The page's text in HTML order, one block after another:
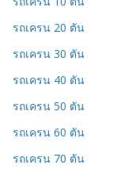
รถเครน 20 ตัน
รถเครน 30 ตัน
รถเครน 40 ตัน
รถเครน 50 ตัน
รถเครน 60 ตัน
รถเครน 70 ตัน